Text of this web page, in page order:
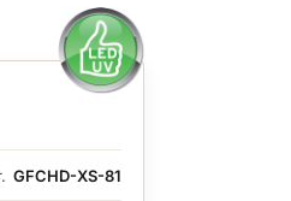
GFCHD-XS-81